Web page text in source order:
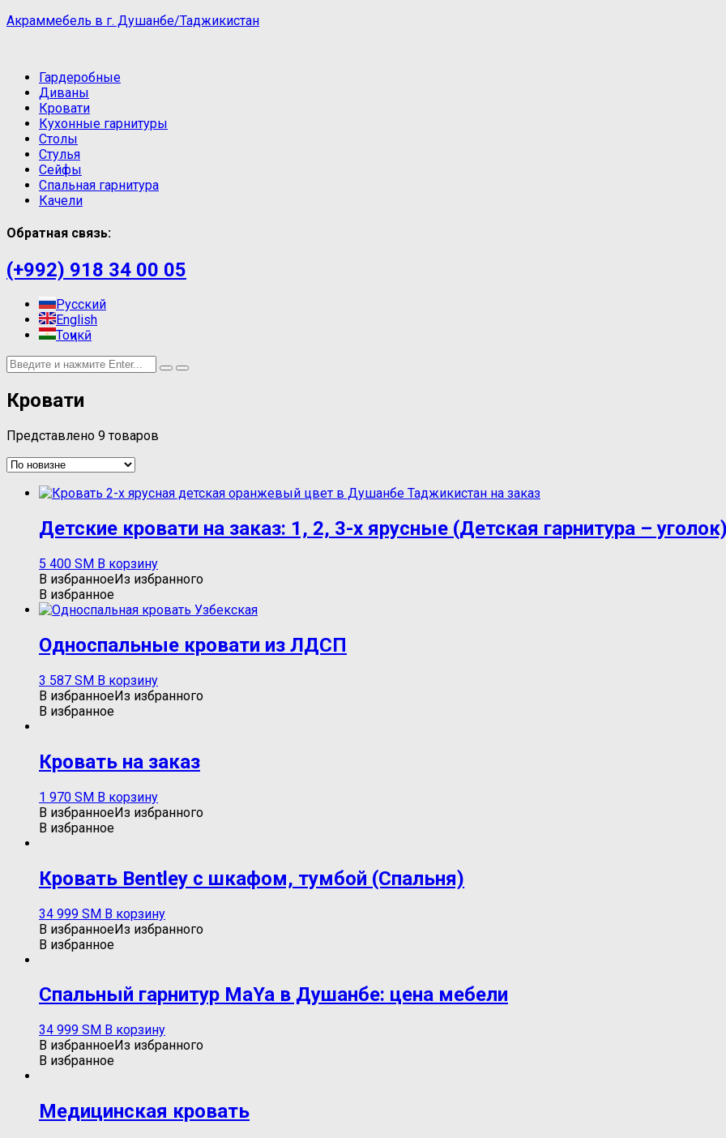
Акраммебель в г. Душанбе/Таджикистан
Гардеробные
Диваны
Кровати
Кухонные гарнитуры
Столы
Стулья
Сейфы
Спальная гарнитура
Качели
Обратная связь:
(+992) 918 34 00 05
Русский
English
Тоҷикӣ
Кровати
Представлено 9 товаров
Детские кровати на заказ: 1, 2, 3-х ярусные (Детская гарнитура –
5 400 ЅМ В корзину
В избранноеИз избранного
В избранное
Односпальные кровати из ЛДСП
3 587 ЅМ В корзину
В избранноеИз избранного
В избранное
Кровать на заказ
1 970 ЅМ В корзину
В избранноеИз избранного
В избранное
Кровать Bentley c шкафом, тумбой (Спальня)
34 999 ЅМ В корзину
В избранноеИз избранного
В избранное
Спальный гарнитур MaYa в Душанбе: цена мебели
34 999 ЅМ В корзину
В избранноеИз избранного
В избранное
Медицинская кровать